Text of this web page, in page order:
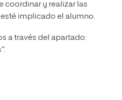
coordinar y realizar las
implicado el alumno.
a través del apartado: